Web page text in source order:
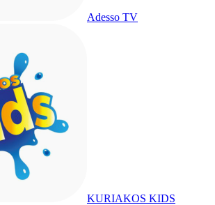
Adesso TV
KURIAKOS KIDS